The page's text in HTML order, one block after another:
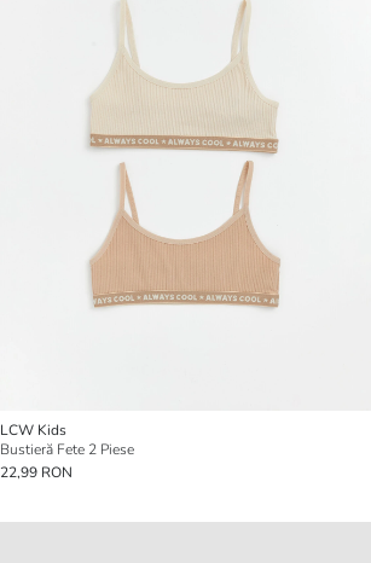
LCW Kids
Bustieră Fete 2 Piese
22,99 RON